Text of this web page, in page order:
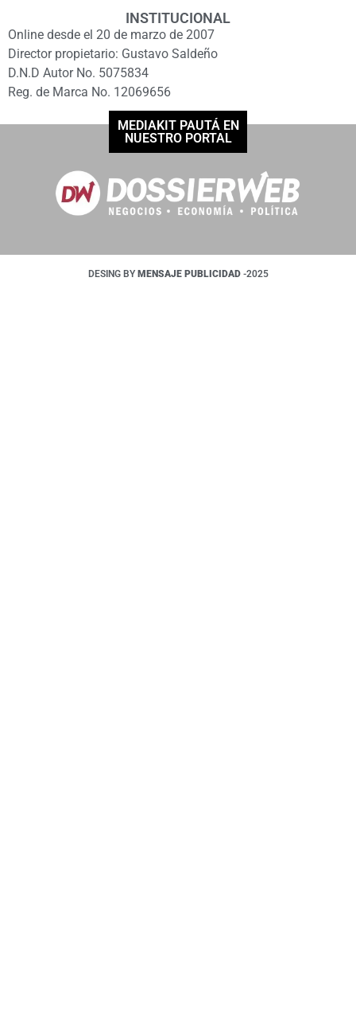
INSTITUCIONAL
Online desde el 20 de marzo de 2007
Director propietario: Gustavo Saldeño
D.N.D Autor No. 5075834
Reg. de Marca No. 12069656
MEDIAKIT PAUTÁ EN
NUESTRO PORTAL
DESING BY MENSAJE PUBLICIDAD -2025